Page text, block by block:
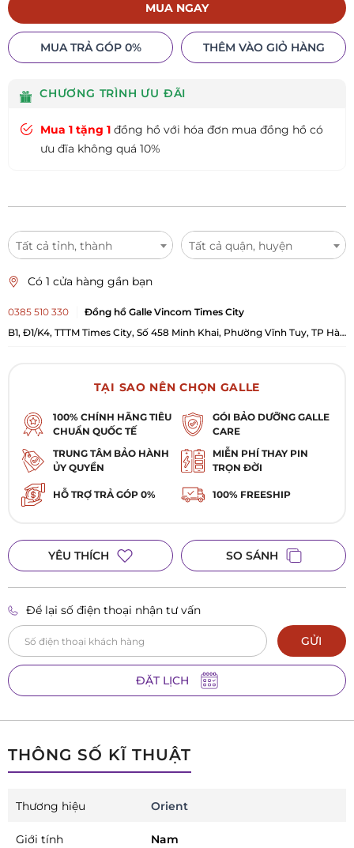
MUA NGAY
MUA TRẢ GÓP 0% THÊM VÀO GIỎ HÀNG
CHƯƠNG TRÌNH ƯU ĐÃI
Mua 1 tặng 1 đồng hồ với hóa đơn mua đồng hồ có
ưu đĩa không quá 10%
Tất cả tỉnh, thành Tất cả quận, huyện
Có 1 cửa hàng gần bạn
0385 510 330
Đồng hồ Galle Vincom Times City
B1, Đ1/K4, TTTM Times City, Số 458 Minh Khai, Phường Vĩnh Tuy, TP Hà
TẠI SAO NÊN CHỌN GALLE
100% CHÍNH HÃNG TIÊU
CHUẨN QUỐC TẾ
GÓI BẢO DƯỠNG GALLE
CARE
TRUNG TÂM BẢO HÀNH
ỦY QUYỀN
MIỄN PHÍ THAY PIN
TRỌN ĐỜI
HỖ TRỢ TRẢ GÓP 0% 100% FREESHIP
YÊU THÍCH SO SÁNH
Để lại số điện thoại nhận tư vấn
GỬI
ĐẶT LỊCH
THÔNG SỐ KĨ THUẬT
Thương hiệu Orient
Giới tính Nam